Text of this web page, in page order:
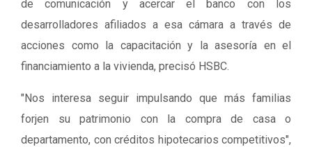
de comunicación y acercar el banco con los
desarrolladores afiliados a esa cámara a través de
acciones como la capacitación y la asesoría en el
financiamiento a la vivienda, precisó HSBC.
"Nos interesa seguir impulsando que más familias
forjen su patrimonio con la compra de casa o
departamento, con créditos hipotecarios competitivos",